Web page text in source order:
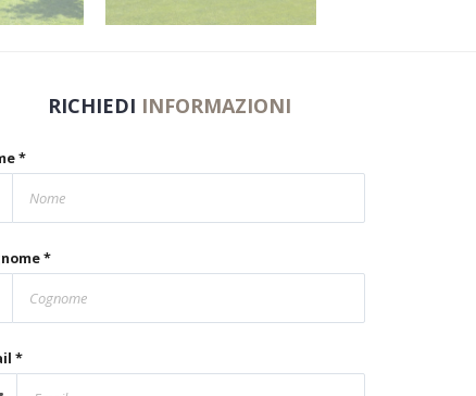
RICHIEDI INFORMAZIONI
*
*
*